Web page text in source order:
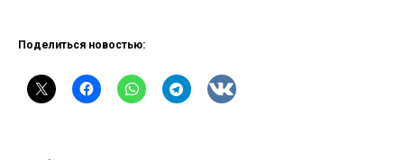
Поделиться новостью: